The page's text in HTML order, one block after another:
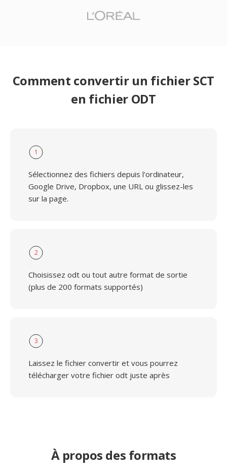
Comment convertir un fichier SCT
en fichier ODT
1
Sélectionnez des fichiers depuis l'ordinateur,
Google Drive, Dropbox, une URL ou glissez-les
sur la page.
2
Choisissez odt ou tout autre format de sortie
(plus de 200 formats supportés)
3
Laissez le fichier convertir et vous pourrez
télécharger votre fichier odt juste après
À propos des formats